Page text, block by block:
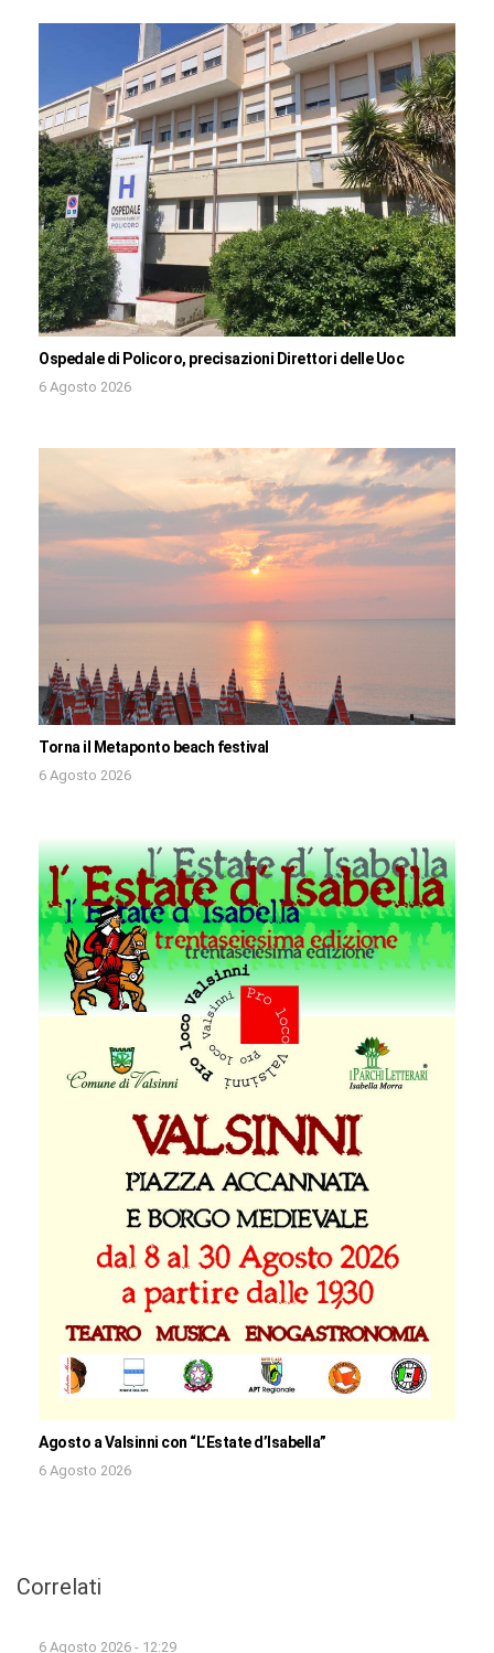
Ospedale di Policoro, precisazioni Direttori delle Uoc
6 Agosto 2026
Torna il Metaponto beach festival
6 Agosto 2026
Agosto a Valsinni con “L’Estate d’Isabella”
6 Agosto 2026
Correlati
6 Agosto 2026 - 12:29